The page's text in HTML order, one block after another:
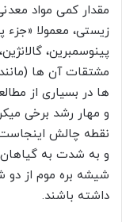
مقدار کمی مواد
زیستی، معمولا «جزء
پینوسمبرین،
مشتقات آن ها
ها در بسیاری از
و مهار رشد برخی
نقطه چالش
و به شدت به گیاهان
شیشه بره موم از دو
داشته باشند.